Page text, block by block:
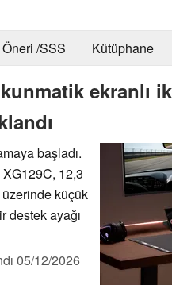
Öneri /SSS Kütüphane
ekranlı
başladı.
12,3
üzerinde küçük
destek ayağı
05/12/2026